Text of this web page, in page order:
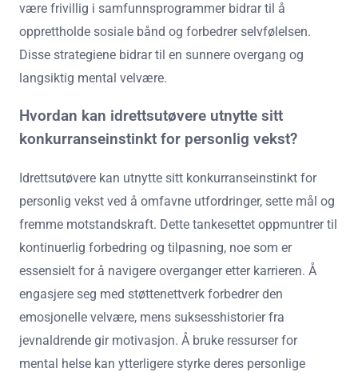
være frivillig i samfunnsprogrammer bidrar til å
opprettholde sosiale bånd og forbedrer selvfølelsen.
Disse strategiene bidrar til en sunnere overgang og
langsiktig mental velvære.
Hvordan kan idrettsutøvere utnytte sitt
konkurranseinstinkt for personlig vekst?
Idrettsutøvere kan utnytte sitt konkurranseinstinkt for
personlig vekst ved å omfavne utfordringer, sette mål og
fremme motstandskraft. Dette tankesettet oppmuntrer til
kontinuerlig forbedring og tilpasning, noe som er
essensielt for å navigere overganger etter karrieren. Å
engasjere seg med støttenettverk forbedrer den
emosjonelle velvære, mens suksesshistorier fra
jevnaldrende gir motivasjon. Å bruke ressurser for
mental helse kan ytterligere styrke deres personlige